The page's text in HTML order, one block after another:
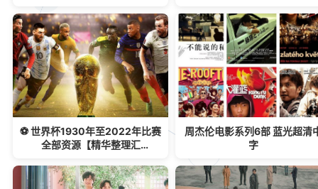
⚽ 世界杯1930年至2022年比赛
全部资源【精华整理汇
周杰伦电影系列6部 蓝光超清
字